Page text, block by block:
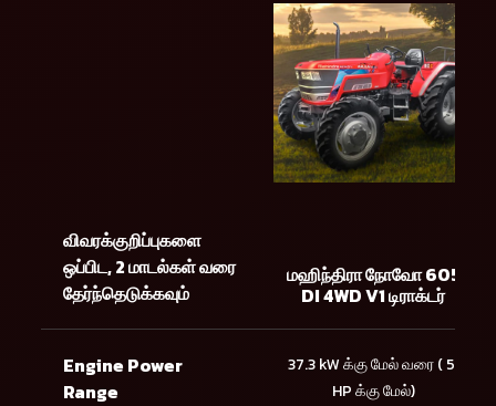
விவரக்குறிப்புகளை
ஒப்பிட, 2 மாடல்கள் வரை
தேர்ந்தெடுக்கவும்
மஹிந்திரா நோவோ 605
DI 4WD V1 டிராக்டர்
Engine Power
Range
37.3 kW க்கு மேல் வரை ( 51
HP க்கு மேல்)